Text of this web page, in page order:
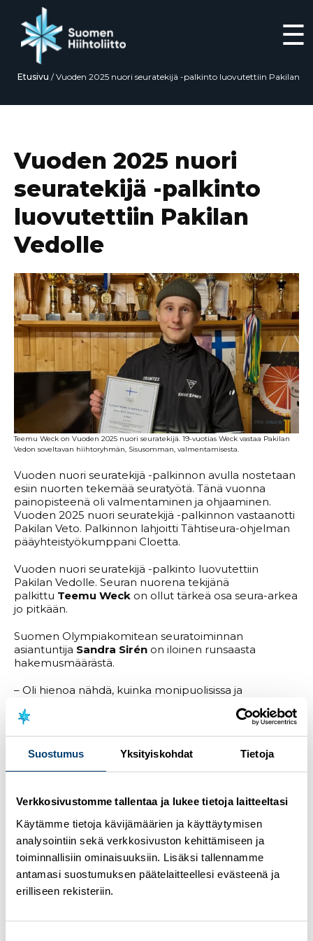
Suostumus Yksityiskohdat Tietoja
Verkkosivustomme tallentaa ja lukee tietoja laitteeltasi
Käytämme tietoja kävijämäärien ja käyttäytymisen
analysointiin sekä verkkosivuston kehittämiseen ja
toiminnallisiin ominaisuuksiin. Lisäksi tallennamme
antamasi suostumuksen päätelaitteellesi evästeenä ja
erilliseen rekisteriin.
☰
Etusivu /Vuoden 2025 nuori seuratekijä -palkinto luovutettiin Pakilan
Vuoden 2025 nuori
seuratekijä -palkinto
luovutettiin Pakilan
Vedolle
Teemu Weck on Vuoden 2025 nuori seuratekijä. 19-vuotias Weck vastaa Pakilan
Vedon soveltavan hiihtoryhmän, Sisusomman, valmentamisesta.
Vuoden nuori seuratekijä -palkinnon avulla nostetaan
esiin nuorten tekemää seuratyötä. Tänä vuonna
painopisteenä oli valmentaminen ja ohjaaminen.
Vuoden 2025 nuori seuratekijä -palkinnon vastaanotti
Pakilan Veto. Palkinnon lahjoitti Tähtiseura-ohjelman
pääyhteistyökumppani Cloetta.
Vuoden nuori seuratekijä -palkinto luovutettiin
Pakilan Vedolle. Seuran nuorena tekijänä
palkittu Teemu Weck on ollut tärkeä osa seura-arkea
jo pitkään.
Suomen Olympiakomitean seuratoiminnan
asiantuntija Sandra Sirén on iloinen runsaasta
hakemusmäärästä.
– Oli hienoa nähdä, kuinka monipuolisissa ja
Suomen. Nuoret tuovat selvästi mukanaan ideoita,
omalla osaamisellaan ja läsnäolollaan mahdollistaa
harrastamisen myös erityisryhmille ja samalla tukee
Vuoden nuorena seuratekijänä palkittu 19-vuotias
Weck vastaa Pakilan Vedon soveltavan hiihtoryhmän,
Sisusomman, valmennuksesta. Weckiä motivoi ennen
kaikkea lasten aito ja ennakkoluuloton innostus. Seura
kuvaa häntä kannustavaksi, empaattiseksi,
toimeliaaksi ja vastuulliseksi seuratoimijaksi. Kiitosta
hän saa turvallisen ilmapiirin rakentamisesta ja